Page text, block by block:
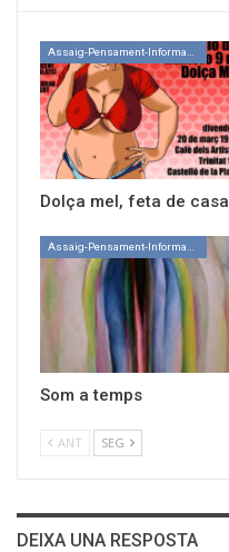
Assaig-Pensament-Informació
Dolça mel, feta de casa
Som a temps
ANT SEG
DEIXA UNA RESPOSTA